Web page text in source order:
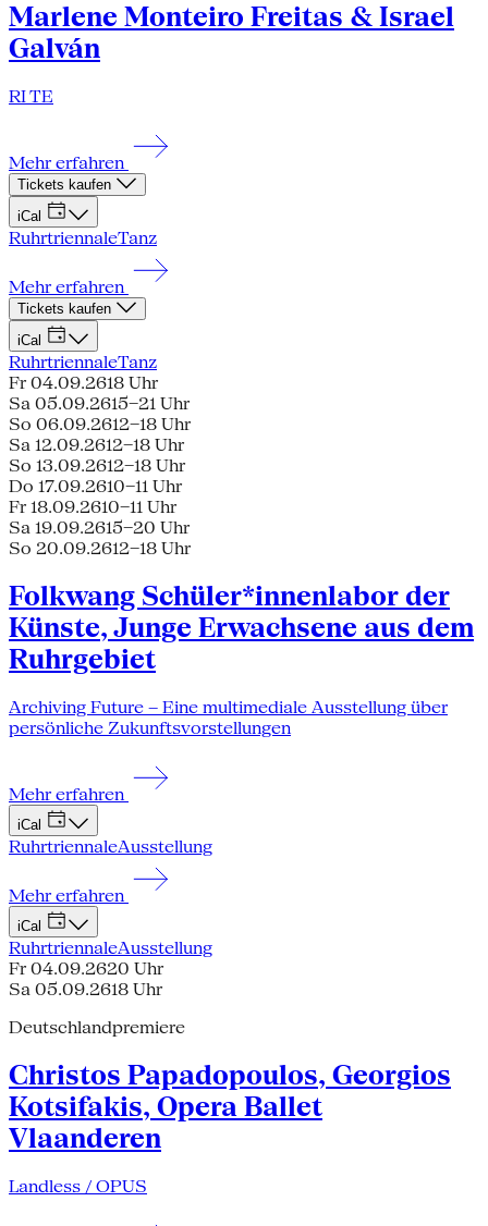
Marlene Monteiro Freitas & Israel
Galván
RI TE
Mehr erfahren
Tickets kaufen
iCal
RuhrtriennaleTanz
Mehr erfahren
Tickets kaufen
iCal
RuhrtriennaleTanz
Fr 04.09.2618 Uhr
Sa 05.09.2615–21 Uhr
So 06.09.2612–18 Uhr
Sa 12.09.2612–18 Uhr
So 13.09.2612–18 Uhr
Do 17.09.2610–11 Uhr
Fr 18.09.2610–11 Uhr
Sa 19.09.2615–20 Uhr
So 20.09.2612–18 Uhr
Folkwang Schüler*innenlabor der
Künste, Junge Erwachsene aus dem
Ruhrgebiet
Archiving Future – Eine multimediale Ausstellung über
persönliche Zukunftsvorstellungen
Mehr erfahren
iCal
RuhrtriennaleAusstellung
Mehr erfahren
iCal
RuhrtriennaleAusstellung
Fr 04.09.2620 Uhr
Sa 05.09.2618 Uhr
Deutschlandpremiere
Christos Papadopoulos, Georgios
Kotsifakis, Opera Ballet
Vlaanderen
Landless / OPUS